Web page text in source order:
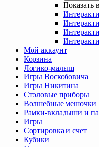
Показать
Мой аккаунт
Корзина
Логико-малыш
Игры Воскобовича
Игры Никитина
Столовые приборы
Волшебные мешочки
Рамки-вкладыши и
Игры
Сортировка и счет
Кубики